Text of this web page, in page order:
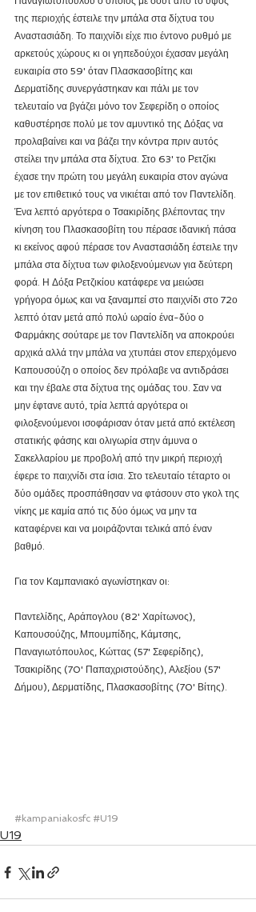
της περιοχής έστειλε την μπάλα στα δίχτυα του
Αναστασιάδη. Το παιχνίδι είχε πιο έντονο ρυθμό με
αρκετούς χώρους κι οι γηπεδούχοι έχασαν μεγάλη
ευκαιρία στο 59' όταν Πλασκασοβίτης και
Δερματίδης συνεργάστηκαν και πάλι με τον
τελευταίο να βγάζει μόνο τον Σεφερίδη ο οποίος
καθυστέρησε πολύ με τον αμυντικό της Δόξας να
προλαβαίνει και να βάζει την κόντρα πριν αυτός
στείλει την μπάλα στα δίχτυα. Στο 63' το Ρετζίκι
έχασε την πρώτη του μεγάλη ευκαιρία στον αγώνα
με τον επιθετικό τους να νικιέται από τον Παντελίδη.
Ένα λεπτό αργότερα ο Τσακιρίδης βλέποντας την
κίνηση του Πλασκασοβίτη του πέρασε ιδανική πάσα
κι εκείνος αφού πέρασε τον Αναστασιάδη έστειλε την
μπάλα στα δίχτυα των φιλοξενούμενων για δεύτερη
φορά. Η Δόξα Ρετζικίου κατάφερε να μειώσει
γρήγορα όμως και να ξαναμπεί στο παιχνίδι στο 72ο
λεπτό όταν μετά από πολύ ωραίο ένα-δύο ο
Φαρμάκης σούταρε με τον Παντελίδη να αποκρούει
αρχικά αλλά την μπάλα να χτυπάει στον επερχόμενο
Καπουσούζη ο οποίος δεν πρόλαβε να αντιδράσει
και την έβαλε στα δίχτυα της ομάδας του. Σαν να
μην έφτανε αυτό, τρία λεπτά αργότερα οι
φιλοξενούμενοι ισοφάρισαν όταν μετά από εκτέλεση
στατικής φάσης και ολιγωρία στην άμυνα ο
Σακελλαρίου με προβολή από την μικρή περιοχή
έφερε το παιχνίδι στα ίσια. Στο τελευταίο τέταρτο οι
δύο ομάδες προσπάθησαν να φτάσουν στο γκολ της
νίκης με καμία από τις δύο όμως να μην τα
καταφέρνει και να μοιράζονται τελικά από έναν
βαθμό.
Για τον Καμπανιακό αγωνίστηκαν οι:
Παντελίδης, Αράπογλου (82' Χαρίτωνος),
Καπουσούζης, Μπουμπίδης, Κάμτσης,
Παναγιωτόπουλος, Κώττας (57' Σεφερίδης),
Τσακιρίδης (70' Παπαχριστούδης), Αλεξίου (57'
Δήμου), Δερματίδης, Πλασκασοβίτης (70' Βίτης).
#kampaniakosfc #U19
U19